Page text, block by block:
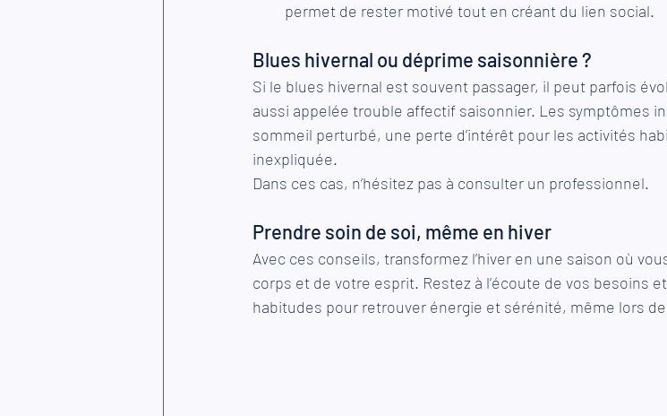
permet de rester motivé tout en créant du lien social.
Blues hivernal ou déprime saisonnière ?
Si le blues hivernal est souvent passager, il peut parfois
aussi appelée trouble affectif saisonnier. Les symptômes
sommeil perturbé, une perte d’intérêt pour les activités
inexpliquée.
Dans ces cas, n’hésitez pas à consulter un professionnel.
Prendre soin de soi, même en hiver
Avec ces conseils, transformez l’hiver en une saison où
corps et de votre esprit. Restez à l’écoute de vos besoins
habitudes pour retrouver énergie et sérénité, même lors